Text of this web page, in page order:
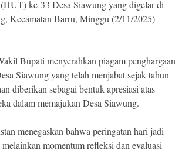
ke-33 Desa Siawung yang digelar di
Kecamatan Barru, Minggu (2/11/2025)
Bupati menyerahkan piagam penghargaan
Siawung yang telah menjabat sejak tahun
diberikan sebagai bentuk apresiasi atas
dalam memajukan Desa Siawung.
menegaskan bahwa peringatan hari jadi
momentum refleksi dan evaluasi